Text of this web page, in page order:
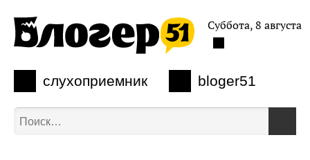
слухоприемник bloger51
Суббота, 8 августа